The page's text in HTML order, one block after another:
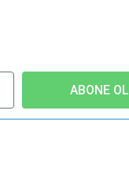
ABONE OL